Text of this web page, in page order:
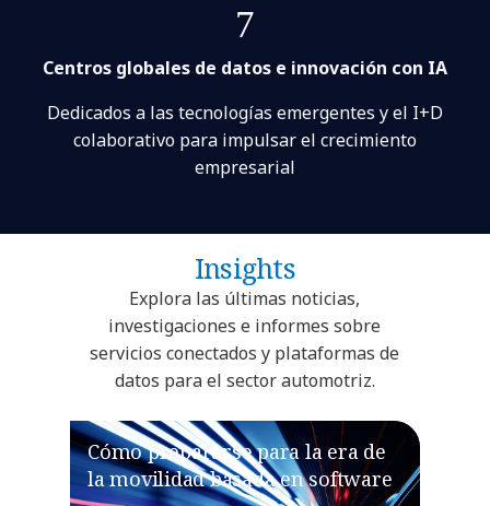
7
Centros globales de datos e innovación con IA
Dedicados a las tecnologías emergentes y el I+D
colaborativo para impulsar el crecimiento
empresarial
Insights
Explora las últimas noticias,
investigaciones e informes sobre
servicios conectados y plataformas de
datos para el sector automotriz.
Cómo prepararse para la era de
la movilidad basada en software